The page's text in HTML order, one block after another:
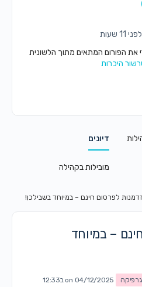
את הפורום המתאים מתוך הלשונית
היכרות
דיונים
מובילות בקהילה
לפרסום חינם – במיוחד בשבילכן!
– במיוחד
גרפיקה
on 04/12/2025 ב12:33